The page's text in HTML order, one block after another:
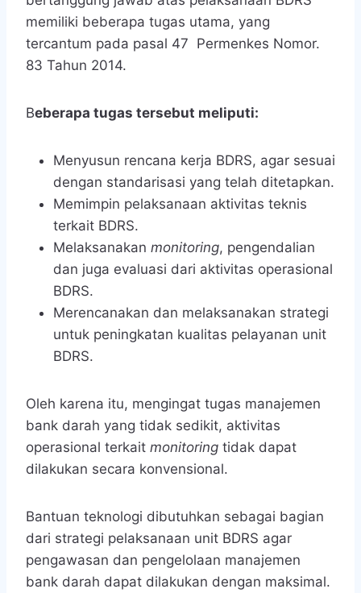
memiliki beberapa tugas utama, yang
tercantum pada pasal 47 Permenkes Nomor.
83 Tahun 2014.
Beberapa tugas tersebut meliputi:
Menyusun rencana kerja BDRS, agar sesuai
dengan standarisasi yang telah ditetapkan.
Memimpin pelaksanaan aktivitas teknis
terkait BDRS.
Melaksanakan monitoring, pengendalian
dan juga evaluasi dari aktivitas operasional
BDRS.
Merencanakan dan melaksanakan strategi
untuk peningkatan kualitas pelayanan unit
BDRS.
Oleh karena itu, mengingat tugas manajemen
bank darah yang tidak sedikit, aktivitas
operasional terkait monitoring tidak dapat
dilakukan secara konvensional.
Bantuan teknologi dibutuhkan sebagai bagian
dari strategi pelaksanaan unit BDRS agar
pengawasan dan pengelolaan manajemen
bank darah dapat dilakukan dengan maksimal.